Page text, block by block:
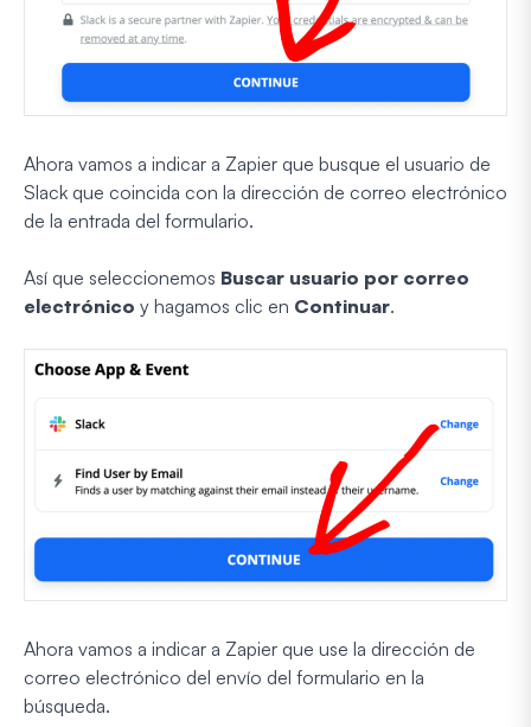
Ahora vamos a indicar a Zapier que busque el usuario de
Slack que coincida con la dirección de correo electrónico
de la entrada del formulario.
Así que seleccionemos Buscar usuario por correo
electrónico y hagamos clic en Continuar.
Ahora vamos a indicar a Zapier que use la dirección de
correo electrónico del envío del formulario en la
búsqueda.